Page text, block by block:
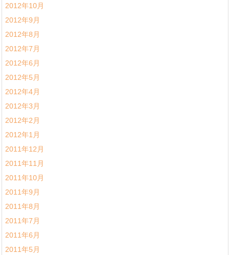
2012年10月
2012年9月
2012年8月
2012年7月
2012年6月
2012年5月
2012年4月
2012年3月
2012年2月
2012年1月
2011年12月
2011年11月
2011年10月
2011年9月
2011年8月
2011年7月
2011年6月
2011年5月